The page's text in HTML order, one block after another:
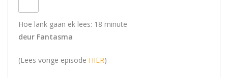
Hoe lank gaan ek lees: 18 minute
deur Fantasma
(Lees vorige episode HIER)